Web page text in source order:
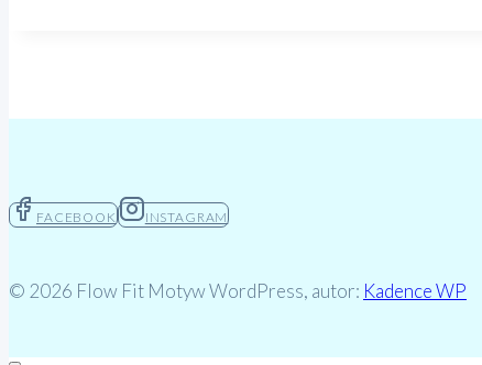
FACEBOOK INSTAGRAM
© 2026 Flow Fit Motyw WordPress, autor: Kadence WP